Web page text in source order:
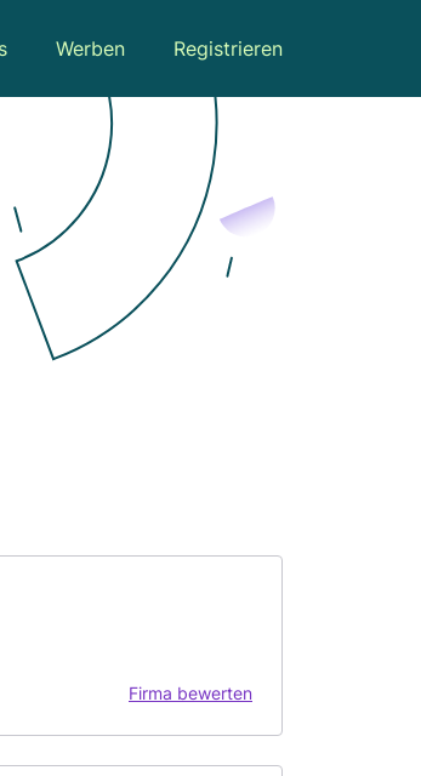
Werben Registrieren
Firma bewerten